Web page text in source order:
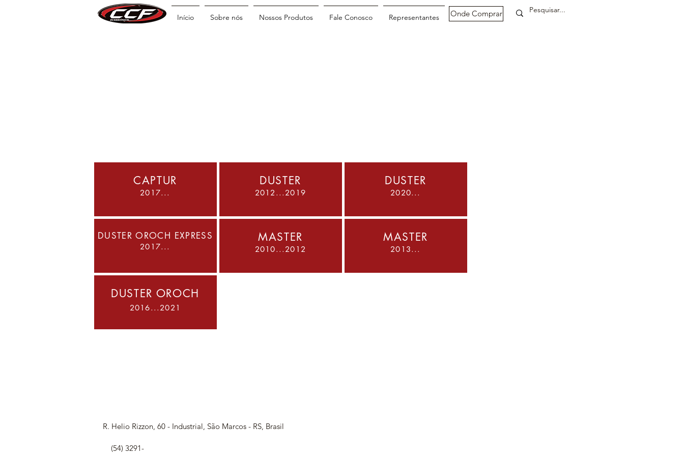
Início Sobre nós Nossos Produtos Fale Conosco Representantes Onde Comprar
CAPTUR
2017...
DUSTER OROCH EXPRESS
2017...
DUSTER
2012...2019
MASTER
2010...2012
DUSTER
2020...
MASTER
2013...
DUSTER OROCH
2016...2021
R. Helio Rizzon, 60 - Industrial, São Marcos - RS, Brasil
(54) 3291-